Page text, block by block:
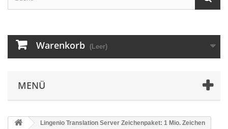
Warenkorb (Leer)
MENÜ
Lingenio Translation Server Zeichenpaket: 1 Mio. Zeichen